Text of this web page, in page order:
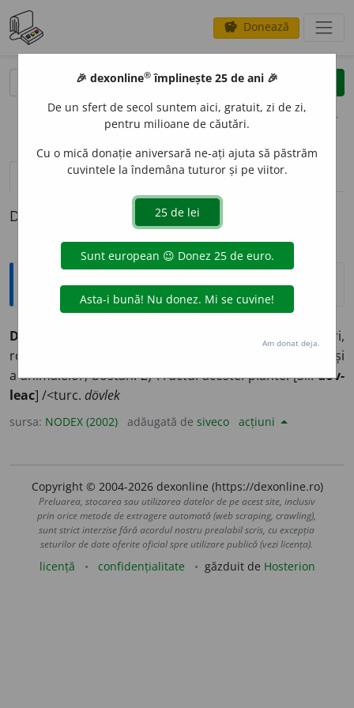
savings Donează
clear
opțiuni
definiții (1) pronunțievolume_up (3)
Definiția cu ID-ul 332732:
Explicative DEX
DOVLE
1) Plantă târâtoare cu fructe mari,
rotunde sau lunguiețe, folosite în alimentația omului și
a animalelor; bostan. 2) Fructul acestei plante. [Sil.dov-
leac] /<turc. dövlek
sursa: NODEX (2002) adăugată de siveco acțiuni
Copyright © 2004-2026 dexonline (https://dexonline.ro)
Preluarea, stocarea sau utilizarea datelor de pe acest site, inclusiv
prin orice metode de extragere automată (web scraping, crawling),
sunt strict interzise fără acordul nostru prealabil scris, cu excepția
seturilor de date oferite oficial spre utilizare publică (vezi licența).
licență confidențialitate găzduit de Hosterion
🎉 dexonline® împlinește 25 de ani 🎉
De un sfert de secol suntem aici, gratuit, zi de zi,
pentru milioane de căutări.
Cu o mică donație aniversară ne-ați ajuta să păstrăm
cuvintele la îndemâna tuturor și pe viitor.
Am donat deja.